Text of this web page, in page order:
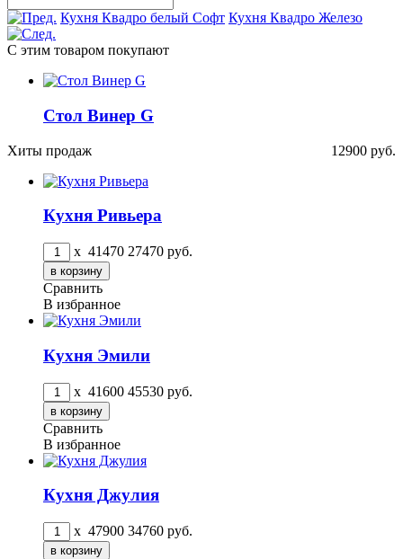
Кухня Квадро белый Софт Кухня Квадро Железо
С этим товаром покупают
Стол Винер G
12900 руб.
Хиты продаж
Кухня Ривьера
x 41470 27470 руб.
Сравнить
В избранное
Кухня Эмили
x 41600 45530 руб.
Сравнить
В избранное
Кухня Джулия
x 47900 34760 руб.